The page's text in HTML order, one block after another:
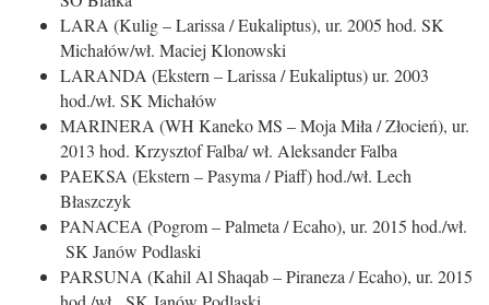
LARA (Kulig – Larissa / Eukaliptus), ur. 2005 hod. SK
Michałów/wł. Maciej Klonowski
LARANDA (Ekstern – Larissa / Eukaliptus) ur. 2003
hod./wł. SK Michałów
MARINERA (WH Kaneko MS – Moja Miła / Złocień), ur.
2013 hod. Krzysztof Falba/ wł. Aleksander Falba
PAEKSA (Ekstern – Pasyma / Piaff) hod./wł. Lech
Błaszczyk
PANACEA (Pogrom – Palmeta / Ecaho), ur. 2015 hod./wł.
SK Janów Podlaski
PARSUNA (Kahil Al Shaqab – Piraneza / Ecaho), ur. 2015